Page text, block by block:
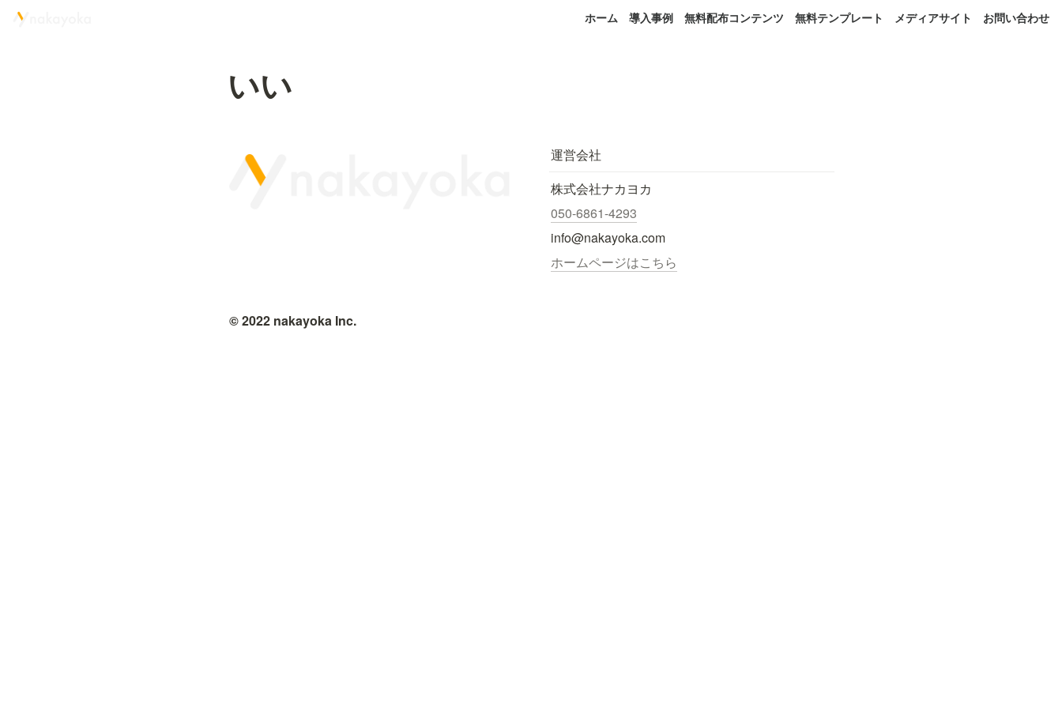
ホーム 導入事例 無料配布コンテンツ 無料テンプレート メディアサイト お問い合わせ
いい
運営会社
株式会社ナカヨカ
050-6861-4293
info@nakayoka.com
ホームページはこちら
© 2022 nakayoka Inc.